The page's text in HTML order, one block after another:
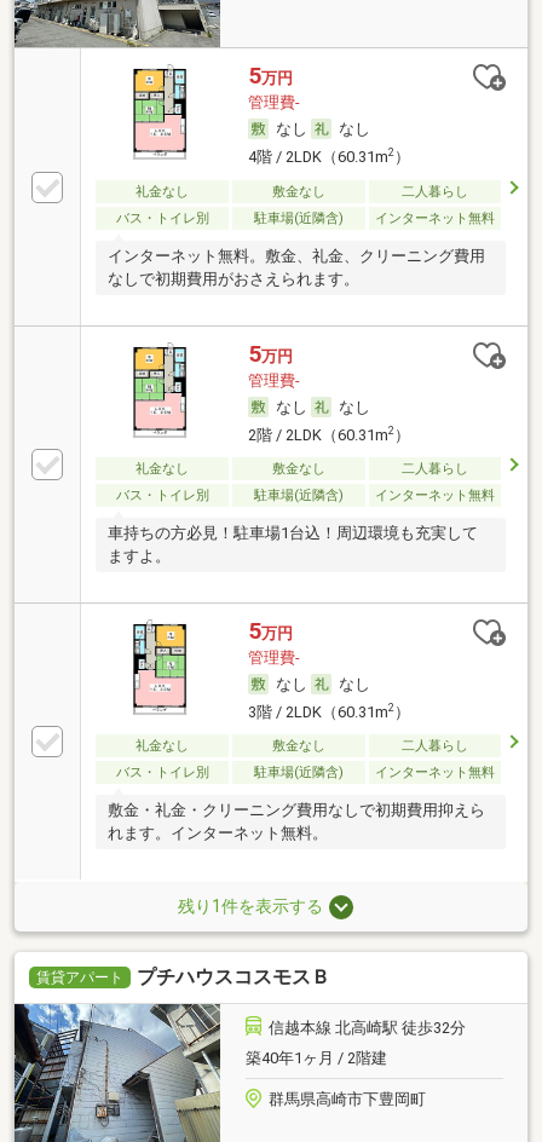
5万円
管理費-
なし
なし
4階 / 2LDK（60.31m2）
礼金なし 敷金なし
二人暮らし
バス・トイレ別
駐車場(近隣含) インターネット無料
インターネット無料。敷金、礼金、クリーニング費用
なしで初期費用がおさえられます。
5万円
管理費-
なし
なし
2階 / 2LDK（60.31m2）
礼金なし 敷金なし
二人暮らし
バス・トイレ別
駐車場(近隣含) インターネット無料
車持ちの方必見！駐車場1台込！周辺環境も充実して
ますよ。
5万円
管理費-
なし
なし
3階 / 2LDK（60.31m2）
礼金なし 敷金なし
二人暮らし
バス・トイレ別
駐車場(近隣含) インターネット無料
敷金・礼金・クリーニング費用なしで初期費用抑えら
れます。インターネット無料。
残り1件を表示する
賃貸アパート プチハウスコスモスＢ
信越本線 北高崎駅 徒歩32分
築40年1ヶ月 / 2階建
群馬県高崎市下豊岡町